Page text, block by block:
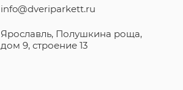
info@dveriparkett.ru
Ярославль, Полушкина роща,
дом 9, строение 13